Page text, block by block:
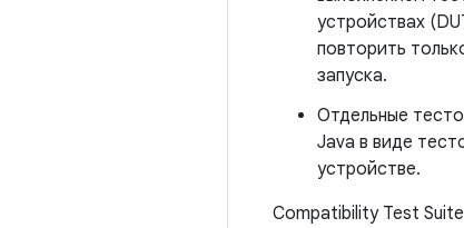
устройствах
повторить
запуска.
Отдельные
Java в виде
устройстве.
Compatibility Test